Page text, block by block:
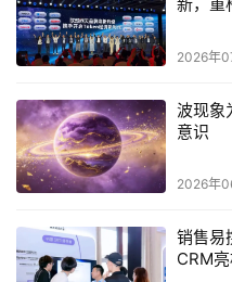
AMD高校“春雨计划”
念，默默地为AI时代的教
“AI+创新应用与实训中心”
基于AI的创新与协作将再
才培养，推动AI创新成果的
在AI浪潮中蓬勃发展。
本文来源于DOIT传媒，文章
新，重
2026年
波现象
意识
2026年
销售易
CRM